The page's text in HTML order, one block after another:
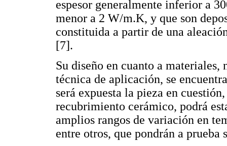
espesor generalmente inferior a
menor a 2 W/m.K, y que son
constituida a partir de una
[7].
Su diseño en cuanto a materiales,
técnica de aplicación, se
será expuesta la pieza en
recubrimiento cerámico, podrá
amplios rangos de variación en
entre otros, que pondrán a